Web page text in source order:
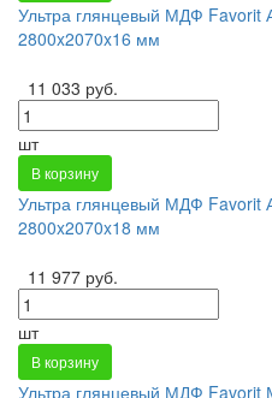
Ультра глянцевый МДФ Favorit
2800x2070x16 мм
11 033 руб.
шт
В корзину
Ультра глянцевый МДФ Favorit
2800x2070x18 мм
11 977 руб.
шт
В корзину
Ультра глянцевый МДФ Favorit